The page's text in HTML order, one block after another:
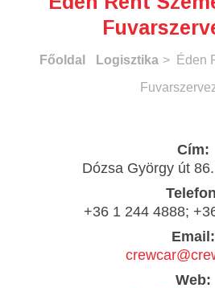
Főoldal Logisztika > Éden
Cím:
Dózsa György út
+36 1 244 4888;
Email:
Web: